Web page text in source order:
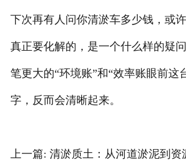
下次再有人问你清淤车多少钱，或
真正要化解的，是一个什么样的疑
笔更大的“环境账”和“效率账眼前这
字，反而会清晰起来。
上一篇: 清淤质土：从河道淤泥到资